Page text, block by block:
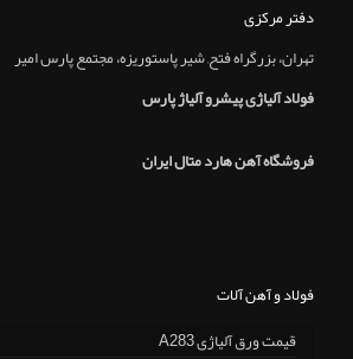
دفتر مرکزی
تهران، بزرگراه فتح, شير پاستوريزه، مجتمع پارس امير
فولاد آلیاژی پیشرو آلیاژ پارس
فروشگاه آهن هارد متال ایران
فولاد و آهن آلات
قیمت ورق آلیاژی A283